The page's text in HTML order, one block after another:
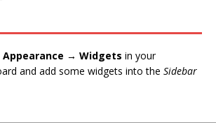
Appearance → Widgets in your
and add some widgets into the Sidebar